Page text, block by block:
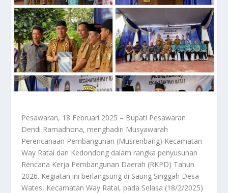
Pesawaran, 18 Februari 2025 – Bupati Pesawaran
Dendi Ramadhona, menghadiri Musyawarah
Perencanaan Pembangunan (Musrenbang) Kecamatan
Way Ratai dan Kedondong dalam rangka penyusunan
Rencana Kerja Pembangunan Daerah (RKPD) Tahun
2026. Kegiatan ini berlangsung di Saung Singgah Desa
Wates, Kecamatan Way Ratai, pada Selasa (18/2/2025)